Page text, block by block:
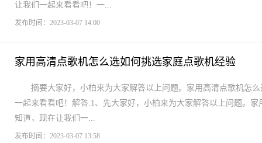
让我们一起来看看吧！一...
发布时间：2023-03-07 14:00
家用高清点歌机怎么选如何挑选家庭点歌机经验
摘要大家好，小柏来为大家解答以上问题。家用高清点歌机怎
一起来看看吧！解答:1、先大家好，小柏来为大家解答以上问题。
知道，现在让我们一...
发布时间：2023-03-07 13:58